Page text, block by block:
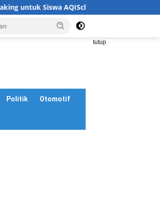
Siswa AQISch Primary School
tutup
<
Politik Otomotif